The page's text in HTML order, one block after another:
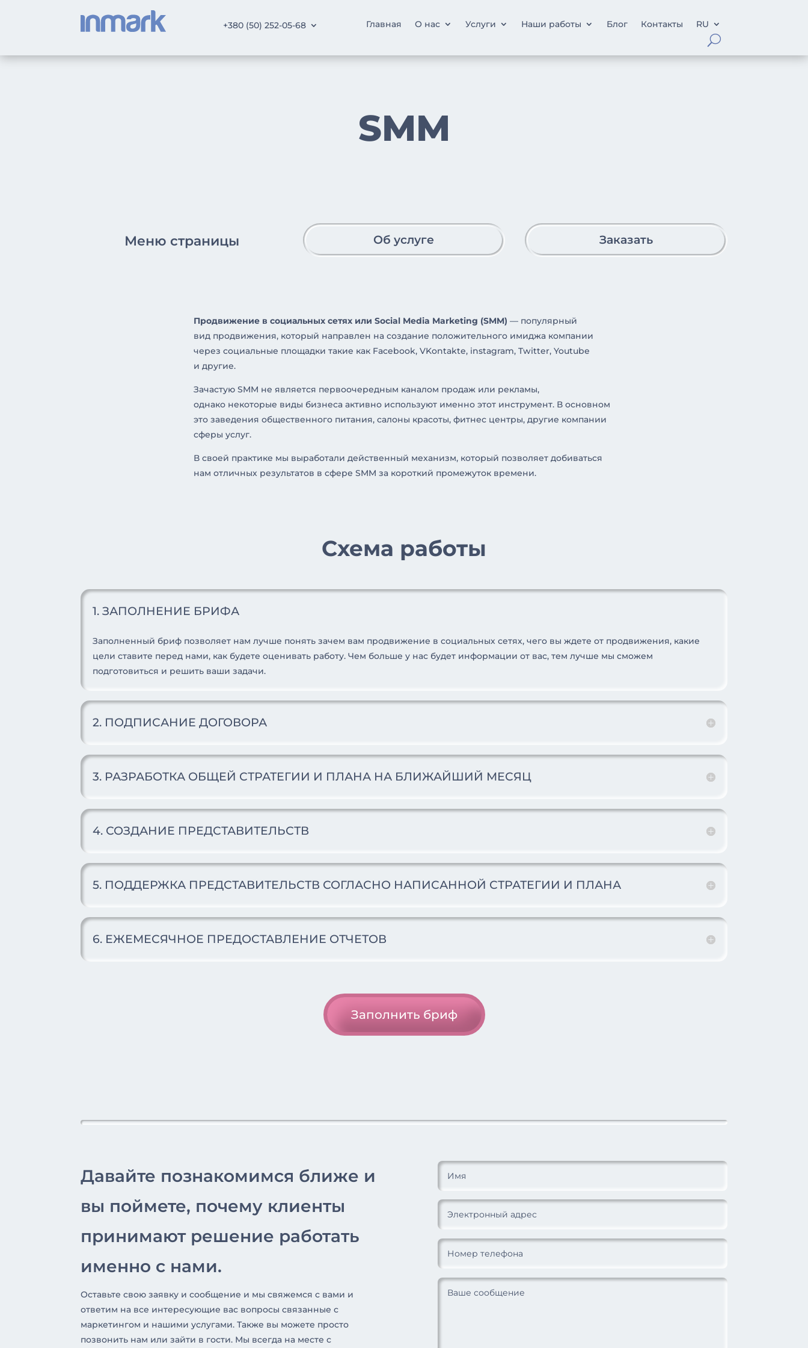
+380 (50) 252-05-68 Главная О нас Услуги Наши работы Блог Контакты RU
SMM
Меню страницы Об услуге Заказать
Продвижение в социальных сетях или Social Media Marketing (SMM) — популярный
вид продвижения, который направлен на создание положительного имиджа компании
через социальные площадки такие как Facebook, VKontakte, instagram, Twitter, Youtube
и другие.
Зачастую SMM не является первоочередным каналом продаж или рекламы,
однако некоторые виды бизнеса активно используют именно этот инструмент. В основном
это заведения общественного питания, салоны красоты, фитнес центры, другие компании
сферы услуг.
В своей практике мы выработали действенный механизм, который позволяет добиваться
нам отличных результатов в сфере SMM за короткий промежуток времени.
Схема работы
1. ЗАПОЛНЕНИЕ БРИФА
Заполненный бриф позволяет нам лучше понять зачем вам продвижение в социальных сетях, чего вы ждете от продвижения, какие
цели ставите перед нами, как будете оценивать работу. Чем больше у нас будет информации от вас, тем лучше мы сможем
подготовиться и решить ваши задачи.
2. ПОДПИСАНИЕ ДОГОВОРА
3. РАЗРАБОТКА ОБЩЕЙ СТРАТЕГИИ И ПЛАНА НА БЛИЖАЙШИЙ МЕСЯЦ
4. СОЗДАНИЕ ПРЕДСТАВИТЕЛЬСТВ
5. ПОДДЕРЖКА ПРЕДСТАВИТЕЛЬСТВ СОГЛАСНО НАПИСАННОЙ СТРАТЕГИИ И ПЛАНА
6. ЕЖЕМЕСЯЧНОЕ ПРЕДОСТАВЛЕНИЕ ОТЧЕТОВ
Заполнить бриф
Давайте познакомимся ближе и
вы поймете, почему клиенты
принимают решение работать
именно с нами.
Оставьте свою заявку и сообщение и мы свяжемся с вами и
ответим на все интересующие вас вопросы связанные с
маркетингом и нашими услугами. Также вы можете просто
позвонить нам или зайти в гости. Мы всегда на месте с